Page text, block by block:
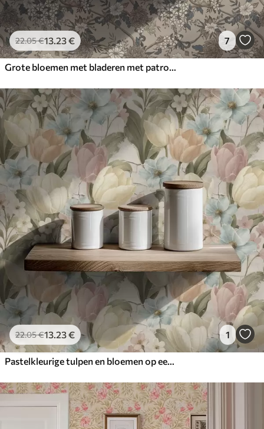
22.05€13.23€ 7
Grote bloemen met bladeren met patronen op een warme beige achtergrond
22.05€13.23€ 1
Pastelkleurige tulpen en bloemen op een licht gebarsten achtergrond